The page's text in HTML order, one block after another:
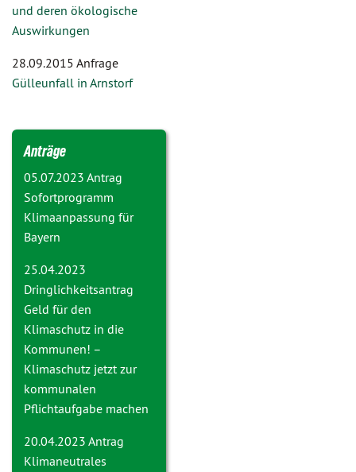
und deren ökologische
Auswirkungen
28.09.2015 Anfrage
Gülleunfall in Arnstorf
Anträge
05.07.2023 Antrag
Sofortprogramm
Klimaanpassung für
Bayern
25.04.2023
Dringlichkeitsantrag
Geld für den
Klimaschutz in die
Kommunen! –
Klimaschutz jetzt zur
kommunalen
Pflichtaufgabe machen
20.04.2023 Antrag
Klimaneutrales